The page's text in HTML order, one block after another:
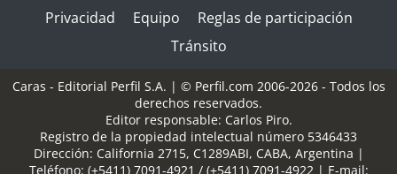
Privacidad
Equipo
Reglas de participación
Tránsito
Caras - Editorial Perfil S.A. | © Perfil.com 2006-2026 - Todos los
derechos reservados.
Editor responsable: Carlos Piro.
Registro de la propiedad intelectual número 5346433
Dirección: California 2715, C1289ABI, CABA, Argentina |
Teléfono: (+5411) 7091-4921 / (+5411) 7091-4922 | E-mail: